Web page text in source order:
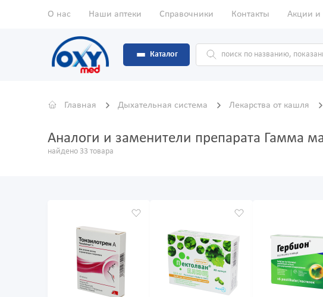
О нас Наши аптеки Справочники Контакты Акции и
Каталог
Главная Дыхательная система Лекарства от кашля
Аналоги и заменители препарата Гамма
найдено 33 товара